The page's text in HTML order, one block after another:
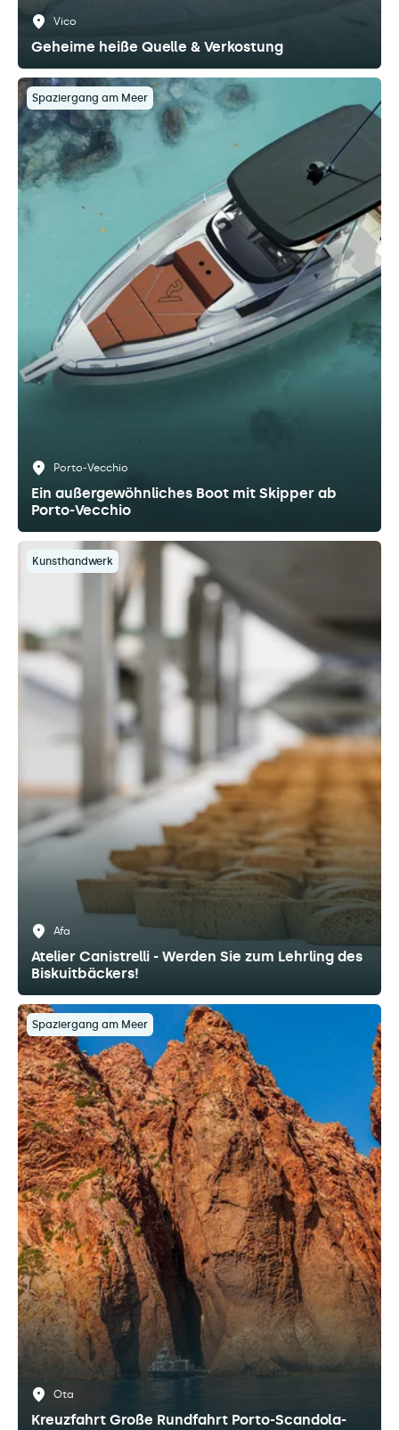
Vico
Geheime heiße Quelle & Verkostung
Spaziergang am Meer
Porto-Vecchio
Ein außergewöhnliches Boot mit Skipper ab
Porto-Vecchio
Kunsthandwerk
Afa
Atelier Canistrelli - Werden Sie zum Lehrling des
Biskuitbäckers!
Spaziergang am Meer
Ota
Kreuzfahrt Große Rundfahrt Porto-Scandola-